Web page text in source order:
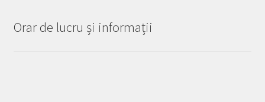
Orar de lucru și informații